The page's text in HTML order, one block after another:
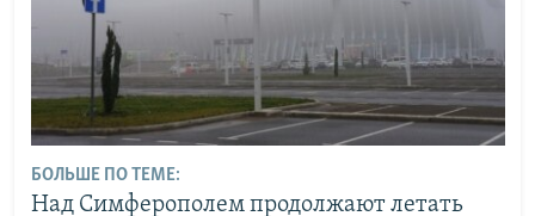
БОЛЬШЕ ПО ТЕМЕ:
Над Симферополем продолжают летать